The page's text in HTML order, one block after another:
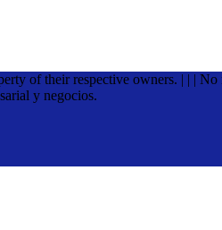
of their respective owners. | | |
y negocios.